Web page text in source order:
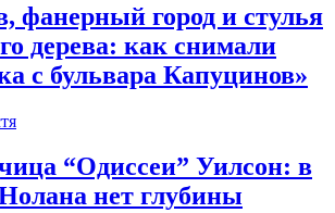
фанерный город и стулья
дерева: как снимали
с бульвара Капуцинов»
“Одиссеи” Уилсон: в
нет глубины